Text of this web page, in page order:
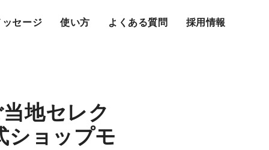
ッセージ 使い方 よくある質問 採用情報
地セレク
ショップモ